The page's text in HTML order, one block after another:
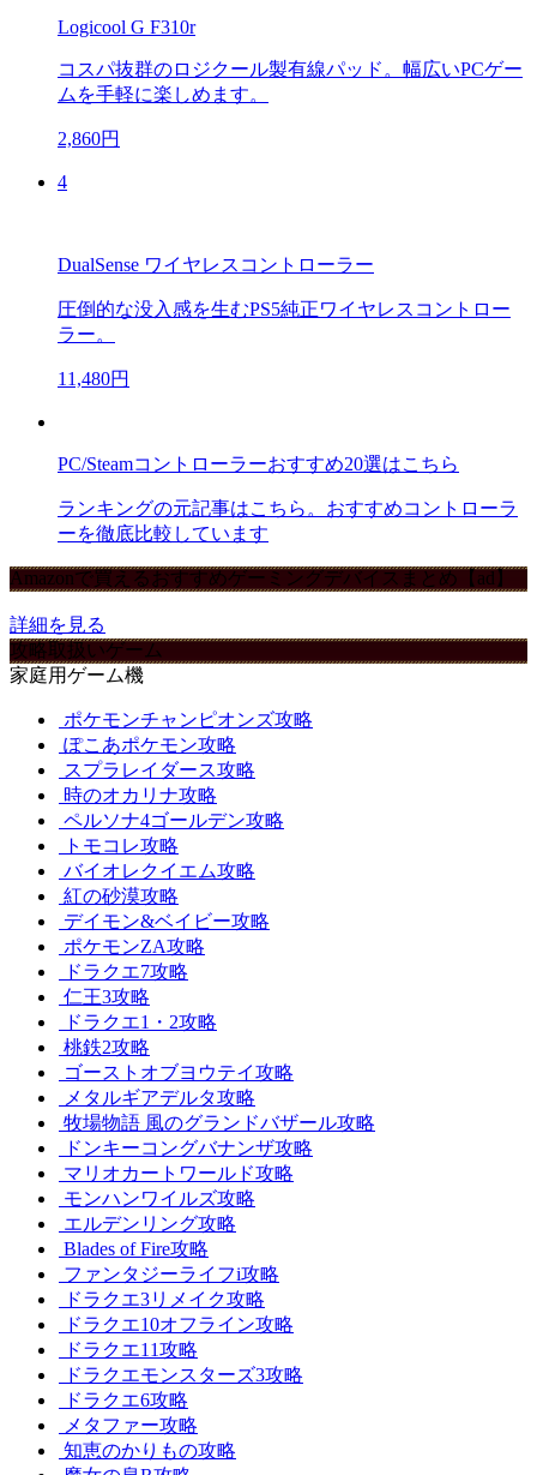
Logicool G F310r
コスパ抜群のロジクール製有線パッド。幅広いPCゲー
ムを手軽に楽しめます。
2,860円
4
DualSense ワイヤレスコントローラー
圧倒的な没入感を生むPS5純正ワイヤレスコントロー
ラー。
11,480円
PC/Steamコントローラーおすすめ20選はこちら
ランキングの元記事はこちら。おすすめコントローラ
ーを徹底比較しています
Amazonで買えるおすすめゲーミングデバイスまとめ【ad】
詳細を見る
攻略取扱いゲーム
家庭用ゲーム機
ポケモンチャンピオンズ攻略
ぽこあポケモン攻略
スプラレイダース攻略
時のオカリナ攻略
ペルソナ4ゴールデン攻略
トモコレ攻略
バイオレクイエム攻略
紅の砂漠攻略
デイモン&ベイビー攻略
ポケモンZA攻略
ドラクエ7攻略
仁王3攻略
ドラクエ1・2攻略
桃鉄2攻略
ゴーストオブヨウテイ攻略
メタルギアデルタ攻略
牧場物語 風のグランドバザール攻略
ドンキーコングバナンザ攻略
マリオカートワールド攻略
モンハンワイルズ攻略
エルデンリング攻略
Blades of Fire攻略
ファンタジーライフi攻略
ドラクエ3リメイク攻略
ドラクエ10オフライン攻略
ドラクエ11攻略
ドラクエモンスターズ3攻略
ドラクエ6攻略
メタファー攻略
知恵のかりもの攻略